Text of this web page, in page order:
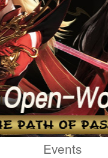
Events